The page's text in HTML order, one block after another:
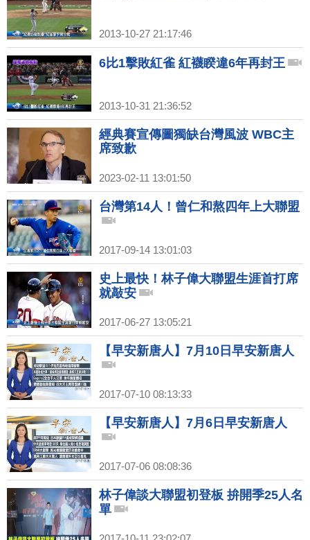
2013-10-27 21:17:46
6比1擊敗紅雀 紅襪睽違6年再封王
2013-10-31 21:36:52
經典賽宣傳圖獨缺台灣風波 WBC主
席致歉
2023-02-11 13:01:50
台灣第14人！曾仁和熬四年上大聯盟
2017-09-14 13:01:03
史上最快！林子偉大聯盟生涯首打席
就敲安
2017-06-27 13:05:21
【早安新唐人】7月10日早安新唐人
2017-07-10 08:13:33
【早安新唐人】7月6日早安新唐人
2017-07-06 08:08:36
林子偉談大聯盟初登板 拚開季25人名
單